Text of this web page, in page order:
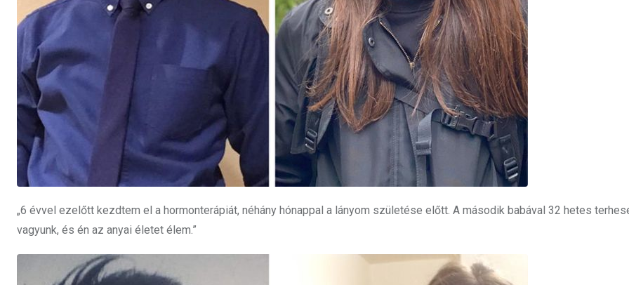
„6 évvel ezelőtt kezdtem el a hormonterápiát, néhány hónappal a lányom születése előtt. A második babával 32 hetes
vagyunk, és én az anyai életet élem.”